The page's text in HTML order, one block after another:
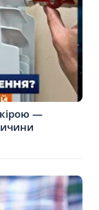
—